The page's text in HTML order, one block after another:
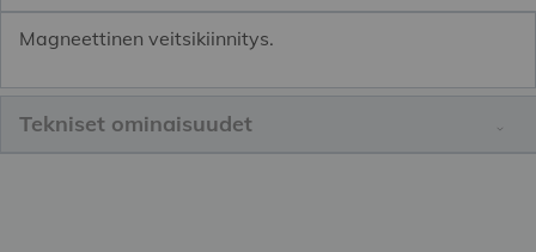
Magneettinen veitsikiinnitys.
Tekniset ominaisuudet